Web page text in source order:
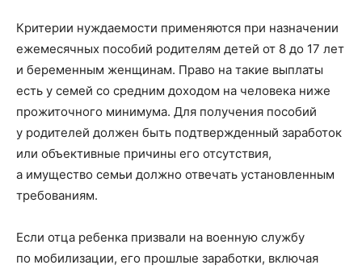
Критерии нуждаемости применяются при назначении
ежемесячных пособий родителям детей от 8 до 17 лет
и беременным женщинам. Право на такие выплаты
есть у семей со средним доходом на человека ниже
прожиточного минимума. Для получения пособий
у родителей должен быть подтвержденный заработок
или объективные причины его отсутствия,
а имущество семьи должно отвечать установленным
требованиям.
Если отца ребенка призвали на военную службу
по мобилизации, его прошлые заработки, включая